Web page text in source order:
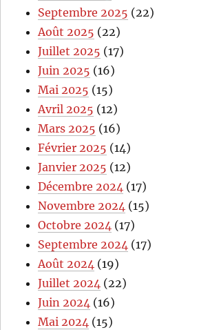
Septembre 2025 (22)
Août 2025 (22)
Juillet 2025 (17)
Juin 2025 (16)
Mai 2025 (15)
Avril 2025 (12)
Mars 2025 (16)
Février 2025 (14)
Janvier 2025 (12)
Décembre 2024 (17)
Novembre 2024 (15)
Octobre 2024 (17)
Septembre 2024 (17)
Août 2024 (19)
Juillet 2024 (22)
Juin 2024 (16)
Mai 2024 (15)